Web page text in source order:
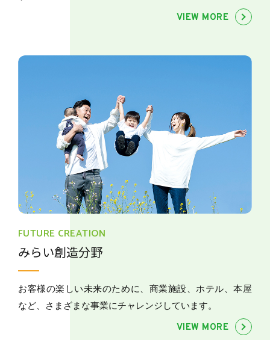
VIEW MORE
FUTURE CREATION
みらい創造分野
お客様の楽しい未来のために、商業施設、ホテル、本屋
など、さまざまな事業にチャレンジしています。
VIEW MORE